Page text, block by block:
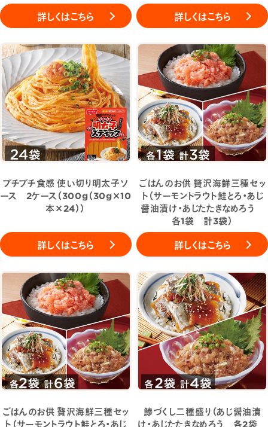
詳しくはこちら 詳しくはこちら
プチプチ食感 使い切り明太子ソ
ース 2ケース（300g（30g×10
本×24））
詳しくはこちら
ごはんのお供 贅沢海鮮三種セッ
ト（サーモントラウト鮭とろ・あじ
醤油漬け・あじたたきなめろう
各1袋 計3袋）
詳しくはこちら
ごはんのお供 贅沢海鮮三種セッ
ト（サーモントラウト鮭とろ・あじ
鯵づくし二種盛り（あじ醤油漬
け・あじたたきなめろう 各2袋